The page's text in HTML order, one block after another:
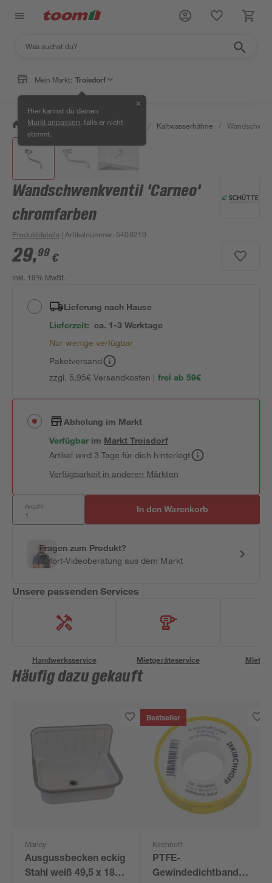
Mein Markt: Troisdorf
Hier kannst du deinen
Markt anpassen , falls er nicht
stimmt.
✕
/ Bad & Sanitär / Badarmaturen / Kaltwasserhähne /
Wandschwenkventil 'Carneo'
chromfarben
Produktdetails | Artikelnummer: 5400210
29,99 €
inkl. 19% MwSt.
Lieferung nach Hause
Lieferzeit: ca. 1-3 Werktage
Nur wenige verfügbar
Paketversand
zzgl. 5,95€ Versandkosten | frei ab 59€
Abholung im Markt
Verfügbar im MarktTroisdorf
Artikel wird 3 Tage für dich hinterlegt
Verfügbarkeit in anderen Märkten
Anzahl: In den Warenkorb
Fragen zum Produkt?
Sofort-Videoberatung aus dem Markt
Unsere passenden Services
Handwerksservice Mietgeräteservice
Häufig dazu gekauft
Marley
Ausgussbecken eckig
Stahl weiß 49,5 x 18 x
Bestseller
Kirchhoff
PTFE-
Gewindedichtband